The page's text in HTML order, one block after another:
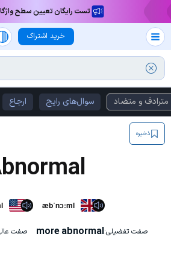
تست رایگان تعیین سطح
خرید اشتراک
مترادف و متضاد سوال‌های رایج ارجاع
ذخیره
æbˈnɔːml
صفت تفضیلی:more abnormal صفت